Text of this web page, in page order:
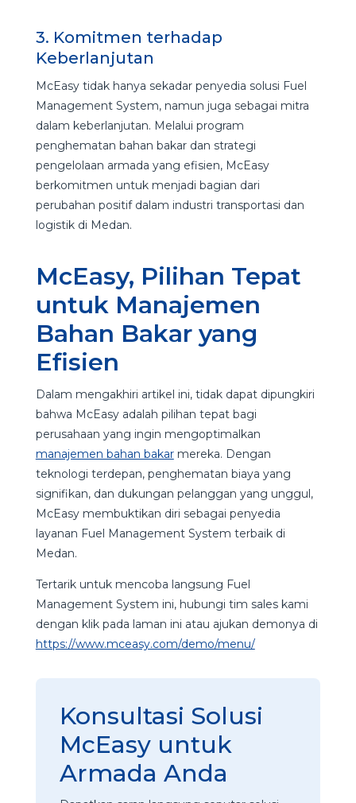
3. Komitmen terhadap
Keberlanjutan
McEasy tidak hanya sekadar penyedia solusi Fuel
Management System, namun juga sebagai mitra
dalam keberlanjutan. Melalui program
penghematan bahan bakar dan strategi
pengelolaan armada yang efisien, McEasy
berkomitmen untuk menjadi bagian dari
perubahan positif dalam industri transportasi dan
logistik di Medan.
McEasy, Pilihan Tepat
untuk Manajemen
Bahan Bakar yang
Efisien
Dalam mengakhiri artikel ini, tidak dapat dipungkiri
bahwa McEasy adalah pilihan tepat bagi
perusahaan yang ingin mengoptimalkan
manajemen bahan bakarmereka. Dengan
teknologi terdepan, penghematan biaya yang
signifikan, dan dukungan pelanggan yang unggul,
McEasy membuktikan diri sebagai penyedia
layanan Fuel Management System terbaik di
Medan.
Tertarik untuk mencoba langsung Fuel
Management System ini, hubungi tim sales kami
dengan klik pada laman ini atau ajukan demonya di
https://www.mceasy.com/demo/menu/
Konsultasi Solusi
McEasy untuk
Armada Anda